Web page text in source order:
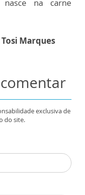
na carne
Marques
exclusiva de
do site.